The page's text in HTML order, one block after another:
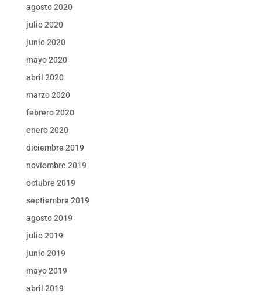
agosto 2020
julio 2020
junio 2020
mayo 2020
abril 2020
marzo 2020
febrero 2020
enero 2020
diciembre 2019
noviembre 2019
octubre 2019
septiembre 2019
agosto 2019
julio 2019
junio 2019
mayo 2019
abril 2019